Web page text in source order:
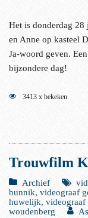
Het is donderdag 28
en Anne op kasteel
Ja-woord geven.
bijzondere dag!
3413 x bekeken
Trouwfilm
Archief
bunnik, videograaf
huwelijk, videograaf
woudenberg